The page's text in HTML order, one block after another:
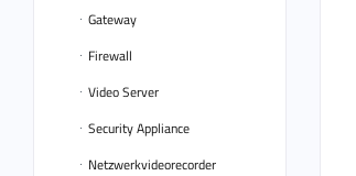
Gateway
Firewall
Video Server
Security Appliance
Netzwerkvideorecorder